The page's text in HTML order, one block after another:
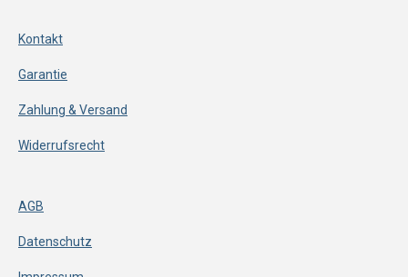
Kontakt
Garantie
Zahlung & Versand
Widerrufsrecht
AGB
Datenschutz